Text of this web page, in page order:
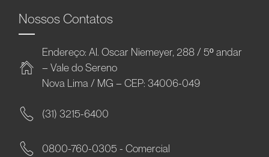
Nossos Contatos
Endereço: Al. Oscar Niemeyer, 288 / 5º andar
– Vale do Sereno
Nova Lima / MG – CEP: 34006-049
(31) 3215-6400
0800-760-0305 - Comercial